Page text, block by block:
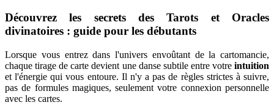
Découvrez les secrets des Tarots et Oracles
divinatoires : guide pour les débutants
Lorsque vous entrez dans l'univers envoûtant de la cartomancie,
chaque tirage de carte devient une danse subtile entre votre intuition
et l'énergie qui vous entoure. Il n'y a pas de règles strictes à suivre,
pas de formules magiques, seulement votre connexion personnelle
avec les cartes.